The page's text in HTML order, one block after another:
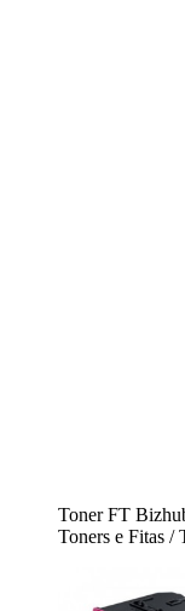
Toner FT
Toners e Fitas /